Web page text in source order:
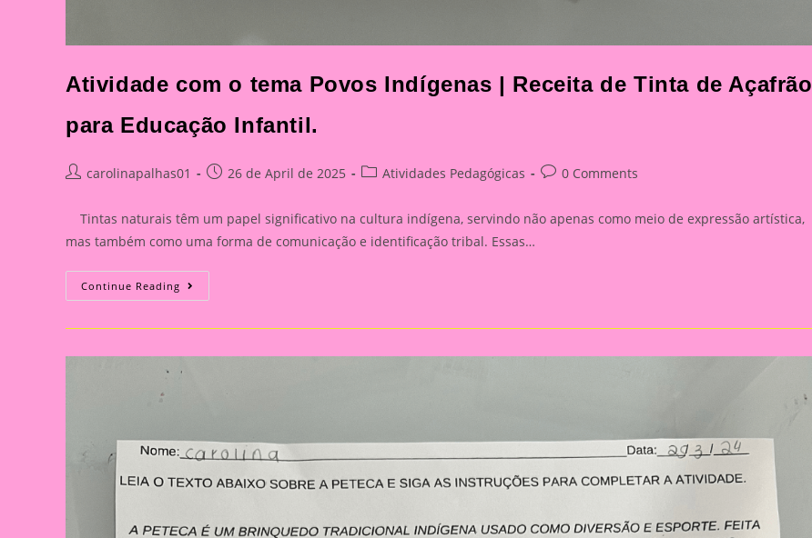
Atividade com o tema Povos Indígenas | Receita de Tinta de Açafrão
para Educação Infantil.
Postcarolinapalhas01
Post26 de April de 2025
PostAtividades Pedagógicas
Post0 Comments
Tintas naturais têm um papel significativo na cultura indígena, servindo não apenas como meio de expressão artística,
mas também como uma forma de comunicação e identificação tribal. Essas…
Continue Reading Atividade
Com
Tema
Receita
Para
Educação
Infantil.